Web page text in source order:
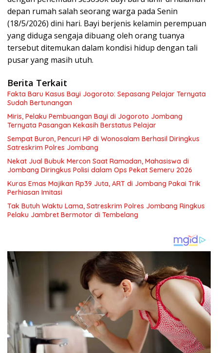
depan rumah salah seorang warga pada Senin
(18/5/2026) dini hari. Bayi berjenis kelamin perempuan
yang diduga sengaja dibuang oleh orang tuanya
tersebut ditemukan dalam kondisi hidup dengan tali
pusar yang masih utuh.
Berita Terkait
Fakta Baru Kasus Bayi Jogoroto: Sepasang Pelajar Ternyata
Sudah Bertunangan
Miris, Pelaku Pembuangan Bayi di Jogoroto Jombang
Ternyata Pasangan Kekasih Berstatus Pelajar
Sempat Buron, Pencuri HP di Wonosalam Berhasil Diringkus
Satreskrim Polres Jombang
Nekat Jual Bubuk Mercon Saat Ramadan, Mahasiswa di
Jombang Diringkus Polisi dalam Ops Pekat Semeru 2026
Kuras Emas Majikan Rp39 Juta, ART di Jombang Pakai Trik
Perhiasan Imitasi
Tak Butuh Waktu Lama, Satreskrim Polres Jombang Ringkus
Pelaku Jambret Bermotor di Tembelang